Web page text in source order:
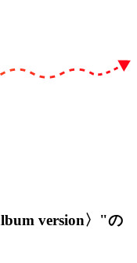
version〉"の